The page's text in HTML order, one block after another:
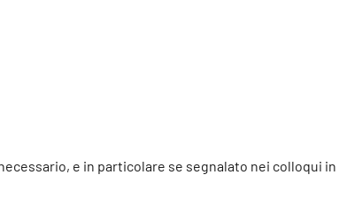
e in particolare se segnalato nei colloqui in